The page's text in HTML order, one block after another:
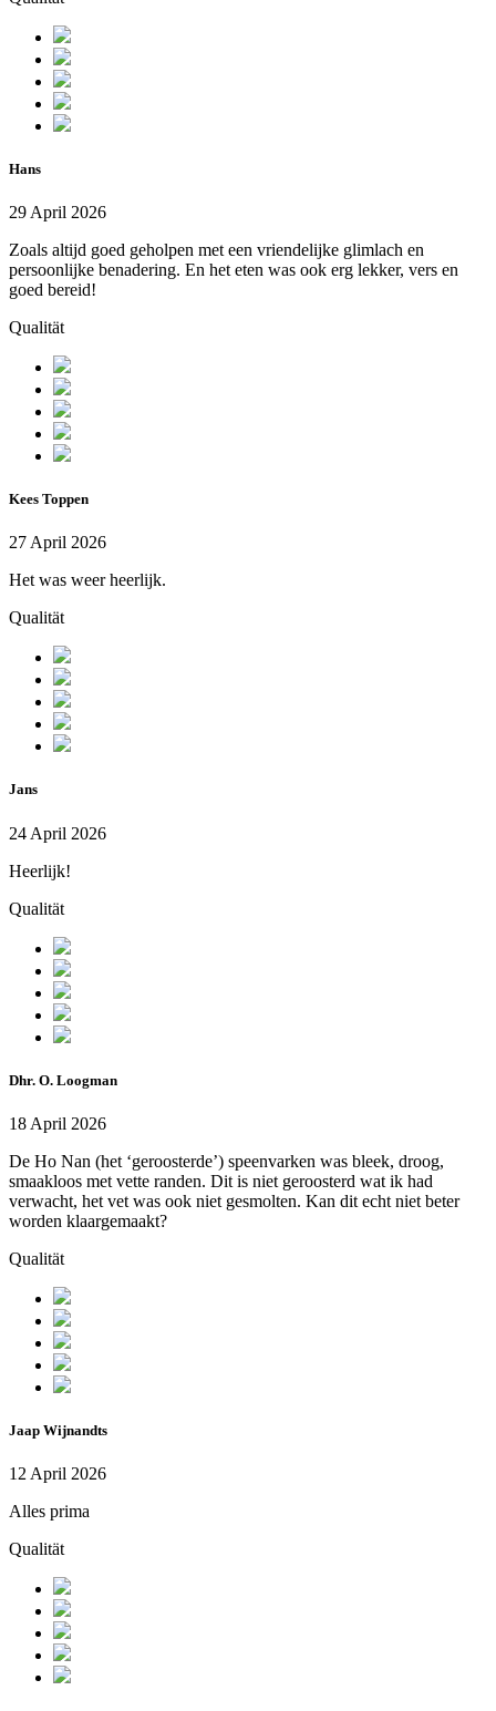
Hans
29 April 2026
Zoals altijd goed geholpen met een vriendelijke glimlach en
persoonlijke benadering. En het eten was ook erg lekker, vers en
goed bereid!
Qualität
Kees Toppen
27 April 2026
Het was weer heerlijk.
Qualität
Jans
24 April 2026
Heerlijk!
Qualität
Dhr. O. Loogman
18 April 2026
De Ho Nan (het ‘geroosterde’) speenvarken was bleek, droog,
smaakloos met vette randen. Dit is niet geroosterd wat ik had
verwacht, het vet was ook niet gesmolten. Kan dit echt niet beter
worden klaargemaakt?
Qualität
Jaap Wijnandts
12 April 2026
Alles prima
Qualität